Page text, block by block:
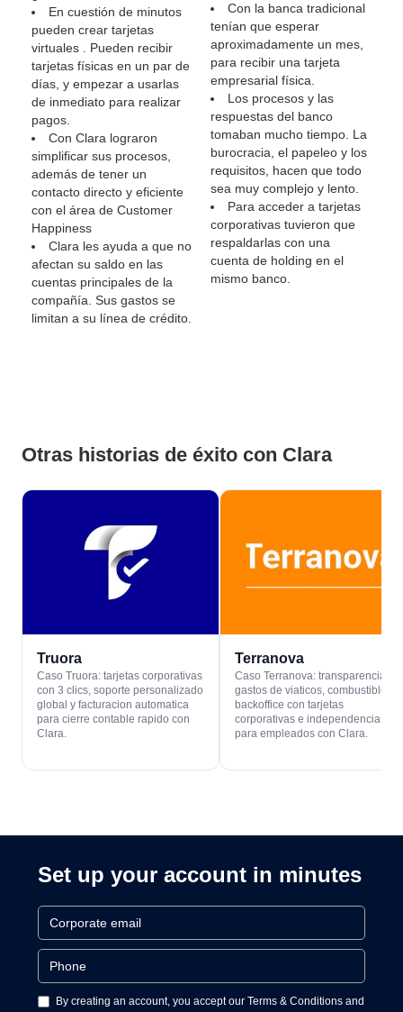
En cuestión de minutos
pueden crear tarjetas
virtuales . Pueden recibir
tarjetas físicas en un par de
días, y empezar a usarlas
de inmediato para realizar
pagos.
Con Clara lograron
simplificar sus procesos,
además de tener un
contacto directo y eficiente
con el área de Customer
Happiness
Clara les ayuda a que no
afectan su saldo en las
cuentas principales de la
compañía. Sus gastos se
limitan a su línea de crédito.
Con la banca tradicional
tenían que esperar
aproximadamente un mes,
para recibir una tarjeta
empresarial física.
Los procesos y las
respuestas del banco
tomaban mucho tiempo. La
burocracia, el papeleo y los
requisitos, hacen que todo
sea muy complejo y lento.
Para acceder a tarjetas
corporativas tuvieron que
respaldarlas con una
cuenta de holding en el
mismo banco.
Otras historias de éxito con Clara
Truora
Caso Truora: tarjetas corporativas
con 3 clics, soporte personalizado
global y facturacion automatica
para cierre contable rapido con
Clara.
Terranova
Caso Terranova: transparencia en
gastos de viaticos, combustible y
backoffice con tarjetas
corporativas e independencia
para empleados con Clara.
Set up your account in minutes
By creating an account, you accept our Terms & Conditions and